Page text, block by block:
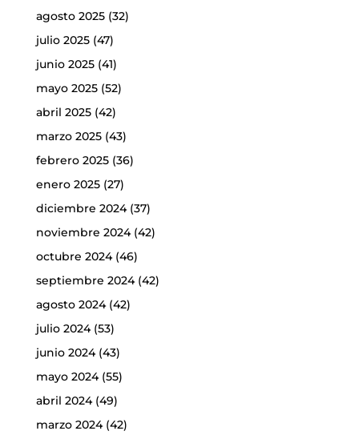
agosto 2025(32)
julio 2025(47)
junio 2025(41)
mayo 2025(52)
abril 2025(42)
marzo 2025(43)
febrero 2025(36)
enero 2025(27)
diciembre 2024(37)
noviembre 2024(42)
octubre 2024(46)
septiembre 2024(42)
agosto 2024(42)
julio 2024(53)
junio 2024(43)
mayo 2024(55)
abril 2024(49)
marzo 2024(42)